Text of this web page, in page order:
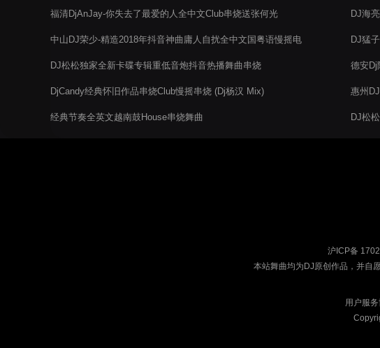
福清DjAnJay-你失去了最爱的人全中文Club串烧送张何光
中山DJ荣少-精造2018年抖音神曲庸人自扰全中文国粤语慢摇电
DJ松松独家全新卡碟专辑重低音炮抖音热播舞曲串烧
DjCandy经典怀旧作品串烧Club慢摇串烧 (Dj杨汉 Mix)
经典节奏全英文越南鼓House串烧舞曲
DJ海
DJ猛
德安Dj
惠州
DJ松
沪ICP备
本站舞曲均为DJ原创作品，并自
用户服